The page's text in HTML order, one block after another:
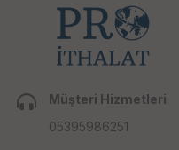
Müşteri Hizmetleri
05395986251